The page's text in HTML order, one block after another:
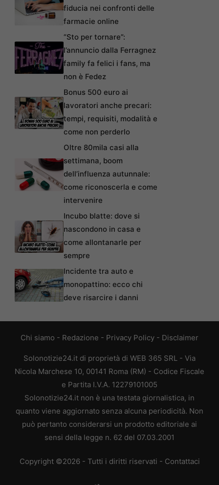
fiducia nei confronti delle
farmacie online
“Sto per tornare”:
l’annuncio dalla Ferragnez
family fa felici i fans, ma
non è Fedez
Bonus 500 euro ai
lavoratori anche precari:
tempi, requisiti, modalità e
come non perderlo
Oltre 80mila casi alla
settimana, boom
dell’influenza autunnale:
come riconoscerla e come
intervenire
Incubo blatte: dove si
nascondono in casa e
come allontanarle per
sempre
Incidente tra auto e
monopattino: ecco chi
deve risarcire i danni
Chi siamo - Redazione - Privacy Policy - Disclaimer
Solonotizie24.it di proprietà di WEB 365 SRL - Via
Nicola Marchese 10, 00141 Roma (RM) - Codice Fiscale
e Partita I.V.A. 12279101005
Solonotizie24.it non è una testata giornalistica, in
quanto viene aggiornato senza alcuna periodicità. Non
può pertanto considerarsi un prodotto editoriale ai
sensi della legge n. 62 del 07.03.2001
Copyright ©2026 - Tutti i diritti riservati - Contattaci